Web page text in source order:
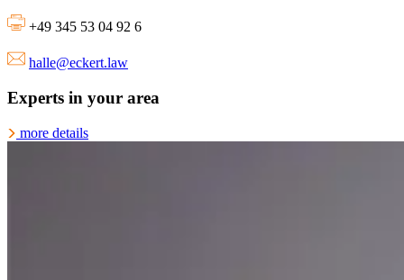
+49 345 53 04 92 6
halle@eckert.law
Experts in your area
more details